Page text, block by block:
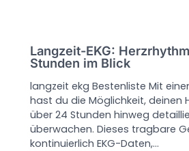
Langzeit-EKG:
Stunden im Blick
langzeit ekg Bestenliste Mit
hast du die Möglichkeit, deinen
über 24 Stunden hinweg
überwachen. Dieses tragbare
kontinuierlich EKG-Daten,…